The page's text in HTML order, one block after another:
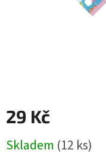
29 Kč
cena:
Skladem (12 ks)